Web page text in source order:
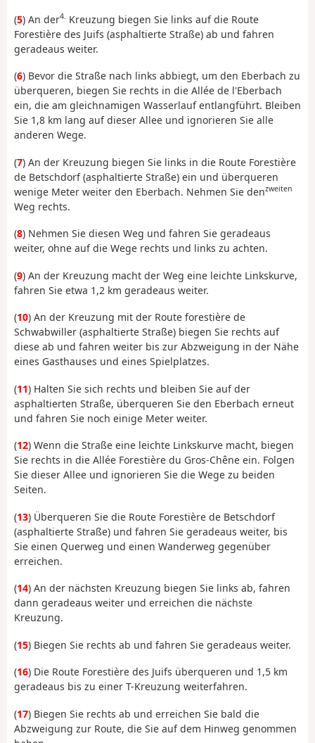
(5) An der4. Kreuzung biegen Sie links auf die Route
Forestière des Juifs (asphaltierte Straße) ab und fahren
geradeaus weiter.
(6) Bevor die Straße nach links abbiegt, um den Eberbach zu
überqueren, biegen Sie rechts in die Allée de l'Eberbach
ein, die am gleichnamigen Wasserlauf entlangführt. Bleiben
Sie 1,8 km lang auf dieser Allee und ignorieren Sie alle
anderen Wege.
(7) An der Kreuzung biegen Sie links in die Route Forestière
de Betschdorf (asphaltierte Straße) ein und überqueren
wenige Meter weiter den Eberbach. Nehmen Sie denzweiten
Weg rechts.
(8) Nehmen Sie diesen Weg und fahren Sie geradeaus
weiter, ohne auf die Wege rechts und links zu achten.
(9) An der Kreuzung macht der Weg eine leichte Linkskurve,
fahren Sie etwa 1,2 km geradeaus weiter.
(10) An der Kreuzung mit der Route forestière de
Schwabwiller (asphaltierte Straße) biegen Sie rechts auf
diese ab und fahren weiter bis zur Abzweigung in der Nähe
eines Gasthauses und eines Spielplatzes.
(11) Halten Sie sich rechts und bleiben Sie auf der
asphaltierten Straße, überqueren Sie den Eberbach erneut
und fahren Sie noch einige Meter weiter.
(12) Wenn die Straße eine leichte Linkskurve macht, biegen
Sie rechts in die Allée Forestière du Gros-Chêne ein. Folgen
Sie dieser Allee und ignorieren Sie die Wege zu beiden
Seiten.
(13) Überqueren Sie die Route Forestière de Betschdorf
(asphaltierte Straße) und fahren Sie geradeaus weiter, bis
Sie einen Querweg und einen Wanderweg gegenüber
erreichen.
(14) An der nächsten Kreuzung biegen Sie links ab, fahren
dann geradeaus weiter und erreichen die nächste
Kreuzung.
(15) Biegen Sie rechts ab und fahren Sie geradeaus weiter.
(16) Die Route Forestière des Juifs überqueren und 1,5 km
geradeaus bis zu einer T-Kreuzung weiterfahren.
(17) Biegen Sie rechts ab und erreichen Sie bald die
Abzweigung zur Route, die Sie auf dem Hinweg genommen